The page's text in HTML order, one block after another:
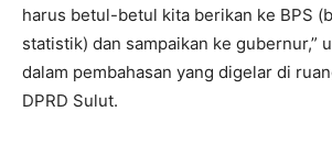
harus betul-betul kita berikan ke BPS
statistik) dan sampaikan ke gubernur,”
dalam pembahasan yang digelar di
DPRD Sulut.